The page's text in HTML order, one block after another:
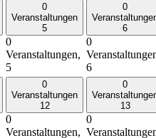
0
Veranstaltungen
5
0
Veranstaltungen,
5
0
6
0
6
0
Veranstaltungen
12
0
Veranstaltungen,
0
13
0